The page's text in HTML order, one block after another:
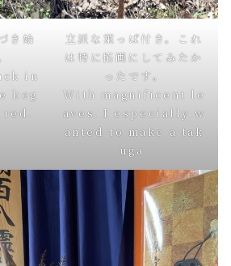
き始
in
beg
立派な葉っぱ付き。これ
は特に拓画にしてみたか
ったです。
With magnificent le
aves. I especially w
anted to make a tak
uga.